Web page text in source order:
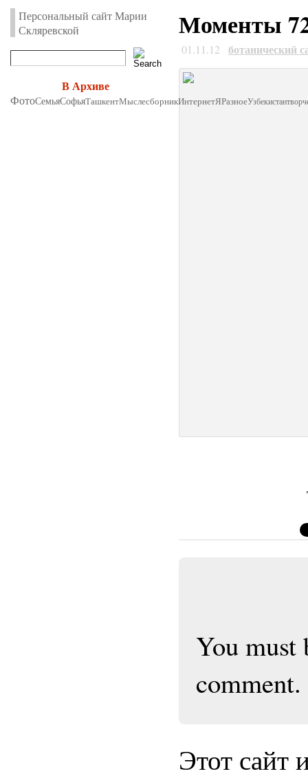
Персональный сайт Марии
Скляревской
В Архиве
ФотоСемьяСофьяТашкентМыслесборникИнтернетЯРазноеУзбекистан
Моменты
01.11.12 ботанический
You must
comment.
Этот сайт